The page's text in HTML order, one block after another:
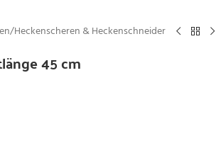
/Heckenscheren & Heckenschneider
45 cm